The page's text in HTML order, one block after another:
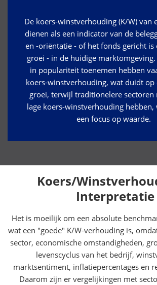
De koers-winstverhouding (K/W) van
dienen als een indicator van de
en -oriëntatie - of het fonds gericht is
groei - in de huidige marktomgeving.
in populariteit toenemen hebben
koers-winstverhouding, wat duidt op
groei, terwijl traditionelere sectoren
lage koers-winstverhouding
een focus op waarde.
Koers/
Interpretatie
Het is moeilijk om een absolute
wat een "goede" K/W-verhouding is,
sector, economische omstandigheden,
levenscyclus van het bedrijf,
marktsentiment, inflatiepercentages en
Daarom zijn er vergelijkingen met